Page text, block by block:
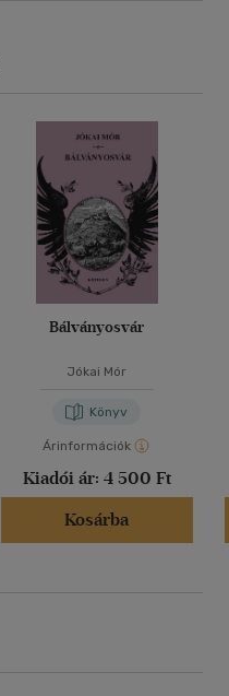
Bálványosvár
Jókai Mór
Könyv
Árinformációk
Kiadói ár: 4 500 Ft
Kosárba